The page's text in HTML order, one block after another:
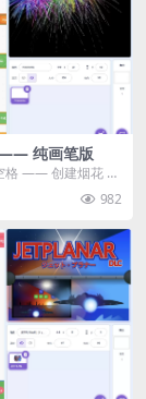
纯画笔版
格 —— 创建烟花 1
类型 普通烟花
982